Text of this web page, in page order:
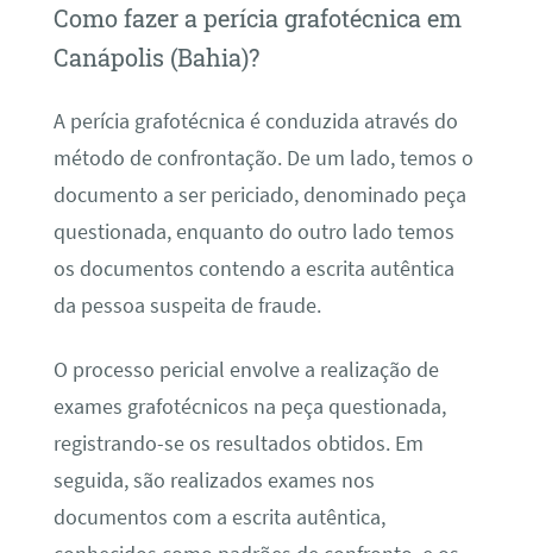
Como fazer a perícia grafotécnica em
Canápolis (Bahia)?
A perícia grafotécnica é conduzida através do
método de confrontação. De um lado, temos o
documento a ser periciado, denominado peça
questionada, enquanto do outro lado temos
os documentos contendo a escrita autêntica
da pessoa suspeita de fraude.
O processo pericial envolve a realização de
exames grafotécnicos na peça questionada,
registrando-se os resultados obtidos. Em
seguida, são realizados exames nos
documentos com a escrita autêntica,